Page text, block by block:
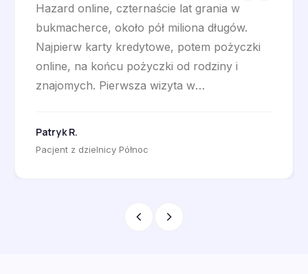
Hazard online, czternaście lat grania w
bukmacherce, około pół miliona długów.
Najpierw karty kredytowe, potem pożyczki
online, na końcu pożyczki od rodziny i
znajomych. Pierwsza wizyta w
terapia indywidualna raz w tygodniu, wpis do
Hazardzistów w Częstochowie raz w
Patryk R.
Pacjent z dzielnicy Północ